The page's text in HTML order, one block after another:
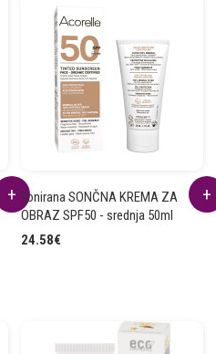
Tonirana SONČNA KREMA ZA
OBRAZ SPF50 - srednja 50ml
24.58€